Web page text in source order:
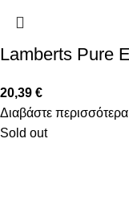
Lamberts Pure
20,39 €
Διαβάστε περισσότερα
Sold out